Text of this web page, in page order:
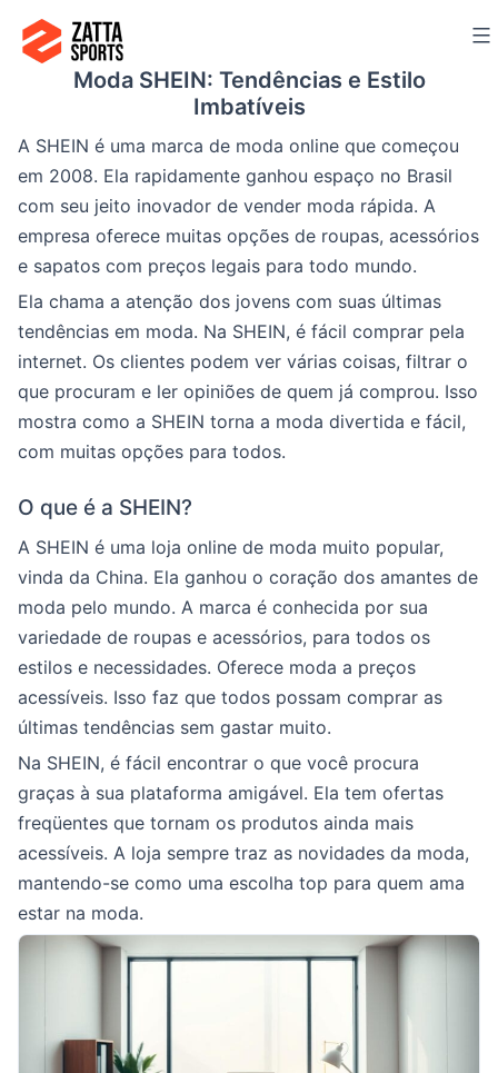
para
Moda SHEIN: Tendências e Estilo
Imbatíveis
A SHEIN é uma marca de moda online que começou
em 2008. Ela rapidamente ganhou espaço no Brasil
com seu jeito inovador de vender moda rápida. A
empresa oferece muitas opções de roupas, acessórios
e sapatos com preços legais para todo mundo.
Ela chama a atenção dos jovens com suas últimas
tendências em moda. Na SHEIN, é fácil comprar pela
internet. Os clientes podem ver várias coisas, filtrar o
que procuram e ler opiniões de quem já comprou. Isso
mostra como a SHEIN torna a moda divertida e fácil,
com muitas opções para todos.
O que é a SHEIN?
A SHEIN é uma loja online de moda muito popular,
vinda da China. Ela ganhou o coração dos amantes de
moda pelo mundo. A marca é conhecida por sua
variedade de roupas e acessórios, para todos os
estilos e necessidades. Oferece moda a preços
acessíveis. Isso faz que todos possam comprar as
últimas tendências sem gastar muito.
Na SHEIN, é fácil encontrar o que você procura
graças à sua plataforma amigável. Ela tem ofertas
freqüentes que tornam os produtos ainda mais
acessíveis. A loja sempre traz as novidades da moda,
mantendo-se como uma escolha top para quem ama
estar na moda.